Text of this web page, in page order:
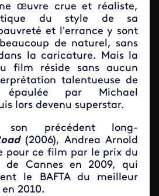
œuvre crue et réaliste,
du style de sa
et l’errance y sont
de naturel, sans
la caricature. Mais la
film réside sans aucun
talentueuse de
par Michael
lors devenu superstar.
son précédent long-
(2006), Andrea Arnold
pour ce film par le prix du
de Cannes en 2009, qui
le BAFTA du meilleur
2010.